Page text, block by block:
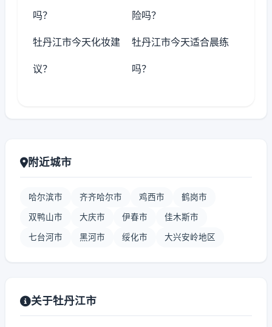
吗？ 险吗？
牡丹江市今天化妆建
议？
牡丹江市今天适合晨练
吗？
附近城市
哈尔滨市 齐齐哈尔市 鸡西市 鹤岗市
双鸭山市 大庆市 伊春市 佳木斯市
七台河市 黑河市 绥化市 大兴安岭地区
关于牡丹江市